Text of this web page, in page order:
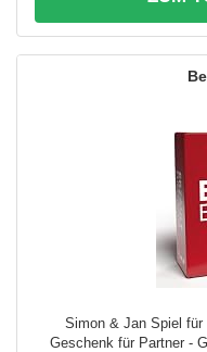
Simon & Jan Spiel für
Geschenk für Partner -